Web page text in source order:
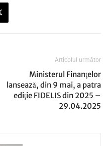
Articolul următor
Ministerul Finanţelor
lansează, din 9 mai, a patra
ediţie FIDELIS din 2025 –
29.04.2025